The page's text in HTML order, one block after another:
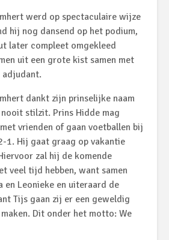
werd op spectaculaire wijze
hij nog dansend op het podium,
later compleet omgekleed
uit een grote kist samen met
adjudant.
dankt zijn prinselijke naam
stilzit. Prins Hidde mag
vrienden of gaan voetballen bij
1. Hij gaat graag op vakantie
zal hij de komende
veel tijd hebben, want samen
en Leonieke en uiteraard de
Tijs gaan zij er een geweldig
Dit onder het motto: We